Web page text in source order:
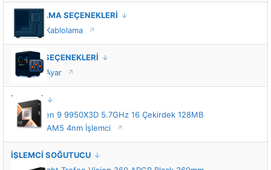
KABLOLAMA SEÇENEKLERİ
Standart Kablolama
TUNING SEÇENEKLERİ
Standart Ayar
İŞLEMCİ
AMD Ryzen 9 9950X3D 5.7GHz 16 Çekirdek 128MB
Önbellek AM5 4nm İşlemci
İŞLEMCİ SOĞUTUCU